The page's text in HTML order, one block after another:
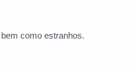
como estranhos.